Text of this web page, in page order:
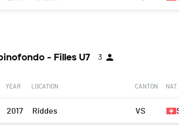
- Filles U7 3
YEAR LOCATION CANTON NAT.
2017 Riddes VS